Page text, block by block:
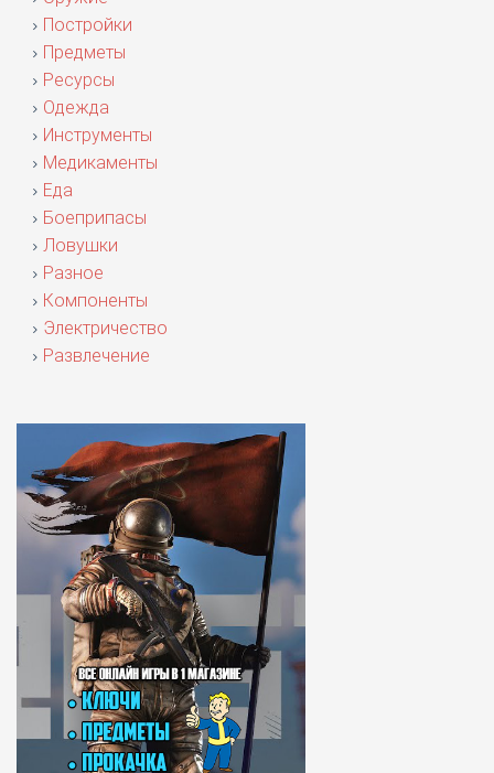
Постройки
Предметы
Ресурсы
Одежда
Инструменты
Медикаменты
Еда
Боеприпасы
Ловушки
Разное
Компоненты
Электричество
Развлечение